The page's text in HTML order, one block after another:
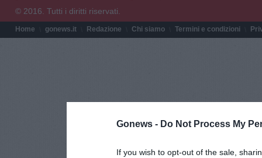
Gonews - Do Not Process My
If you wish to opt-out of the sale,
© 2016. Tutti i diritti riservati.
Home gonews.it Redazione Chi siamo Termini e condizioni